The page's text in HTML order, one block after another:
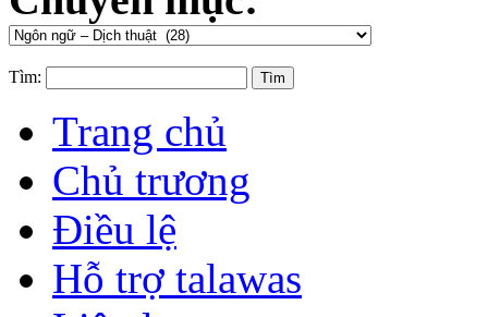
Tìm:
Trang chủ
Chủ trương
Điều lệ
Hỗ trợ talawas